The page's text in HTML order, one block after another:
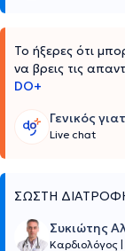
Το ήξερες ότι
να βρεις τις
DO+
Γενικός
Live chat
ΣΩΣΤΗ
Συκιώτης
Καρδιολόγος